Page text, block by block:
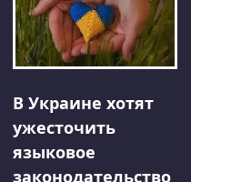
В Украине хотят
ужесточить
языковое
законодательство